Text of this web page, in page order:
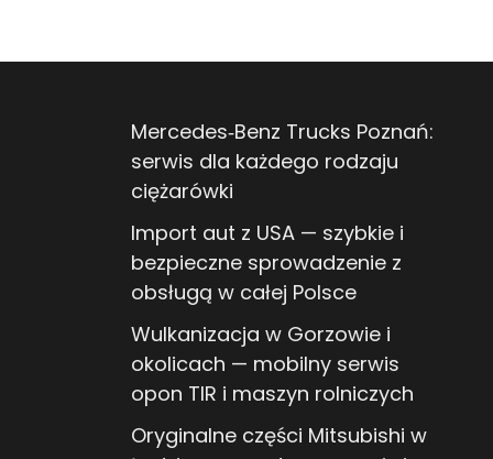
Mercedes‑Benz Trucks Poznań:
serwis dla każdego rodzaju
ciężarówki
Import aut z USA — szybkie i
bezpieczne sprowadzenie z
obsługą w całej Polsce
Wulkanizacja w Gorzowie i
okolicach — mobilny serwis
opon TIR i maszyn rolniczych
Oryginalne części Mitsubishi w